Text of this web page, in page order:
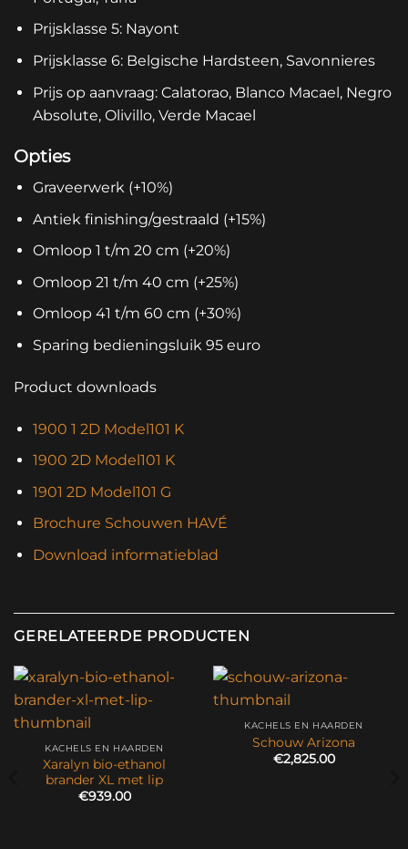
Prijsklasse 5: Nayont
Prijsklasse 6: Belgische Hardsteen, Savonnieres
Prijs op aanvraag: Calatorao, Blanco Macael, Negro
Absolute, Olivillo, Verde Macael
Opties
Graveerwerk (+10%)
Antiek finishing/gestraald (+15%)
Omloop 1 t/m 20 cm (+20%)
Omloop 21 t/m 40 cm (+25%)
Omloop 41 t/m 60 cm (+30%)
Sparing bedieningsluik 95 euro
Product downloads
1900 1 2D Model101 K
1900 2D Model101 K
1901 2D Model101 G
Brochure Schouwen HAVÉ
Download informatieblad
GERELATEERDE PRODUCTEN
KACHELS EN HAARDEN
Xaralyn bio-ethanol
brander XL met lip
€939.00
KACHELS EN HAARDEN
Schouw Arizona
€2,825.00